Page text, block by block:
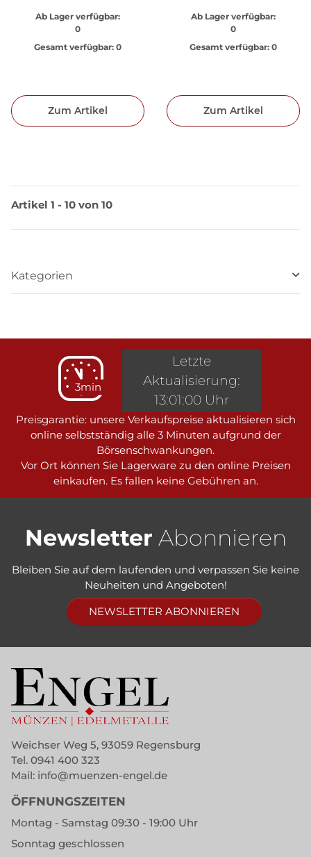
Ab Lager verfügbar:
0
Gesamt verfügbar: 0
Zum Artikel
Ab Lager verfügbar:
0
Gesamt verfügbar: 0
Zum Artikel
Artikel 1 - 10 von 10
Kategorien
3min
Preisgarantie: unsere Verkaufspreise aktualisieren sich
online selbstständig alle 3 Minuten aufgrund der
Börsenschwankungen.
Vor Ort können Sie Lagerware zu den online Preisen
einkaufen. Es fallen keine Gebühren an.
Letzte
Aktualisierung:
13:01:00 Uhr
Newsletter Abonnieren
Bleiben Sie auf dem laufenden und verpassen Sie keine
Neuheiten und Angeboten!
NEWSLETTER ABONNIEREN
Weichser Weg 5, 93059 Regensburg
Tel. 0941 400 323
Mail: info@muenzen-engel.de
ÖFFNUNGSZEITEN
Montag - Samstag 09:30 - 19:00 Uhr
Sonntag geschlossen